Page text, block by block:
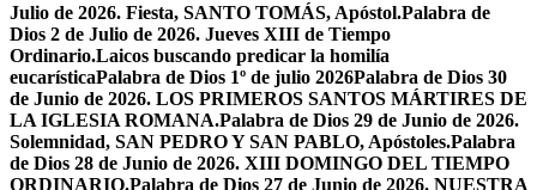
Julio de 2026. Fiesta, SANTO TOMÁS, Apóstol.Palabra de
Dios 2 de Julio de 2026. Jueves XIII de Tiempo
Ordinario.Laicos buscando predicar la homilía
eucarísticaPalabra de Dios 1º de julio 2026Palabra de Dios 30
de Junio de 2026. LOS PRIMEROS SANTOS MÁRTIRES DE
LA IGLESIA ROMANA.Palabra de Dios 29 de Junio de 2026.
Solemnidad, SAN PEDRO Y SAN PABLO, Apóstoles.Palabra
de Dios 28 de Junio de 2026. XIII DOMINGO DEL TIEMPO
ORDINARIO.Palabra de Dios 27 de Junio de 2026. NUESTRA